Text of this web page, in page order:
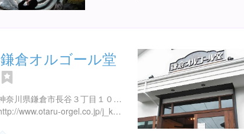
鎌倉オルゴール堂
神奈川県鎌倉市長谷３丁目１０-３３
http://www.otaru-orgel.co.jp/j_kamakura.html